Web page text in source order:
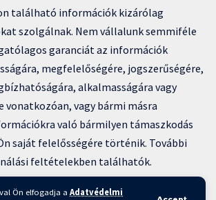
Ön elfogadja a Adatvédelmi
található információk kizárólag
szolgálnak. Nem vállalunk semmiféle
garanciát az információk
megfelelőségére, jogszerűségére,
alkalmasságára vagy
vonatkozóan, vagy bármi másra
való bármilyen támaszkodás
saját felelősségére történik. További
feltételekben találhatók.
Copyright © 2025 BFKH.hu